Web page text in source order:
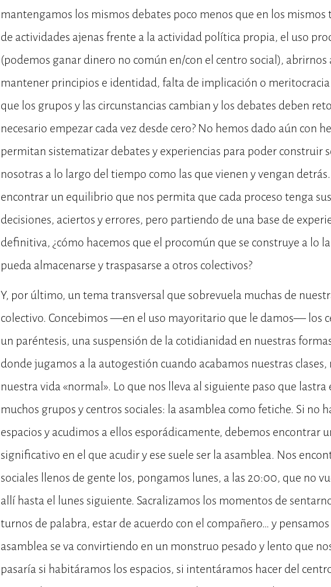
mantengamos los mismos debates poco menos que en los mismos
de actividades ajenas frente a la actividad política propia, el uso
(podemos ganar dinero no común en/con el centro social),
mantener principios e identidad, falta de implicación o
que los grupos y las circunstancias cambian y los debates deben
necesario empezar cada vez desde cero? No hemos dado aún con
permitan sistematizar debates y experiencias para poder construir
nosotras a lo largo del tiempo como las que vienen y vengan detrás.
encontrar un equilibrio que nos permita que cada proceso tenga
decisiones, aciertos y errores, pero partiendo de una base de
definitiva, ¿cómo hacemos que el procomún que se construye a lo
pueda almacenarse y traspasarse a otros colectivos?
Y, por último, un tema transversal que sobrevuela muchas de
colectivo. Concebimos —en el uso mayoritario que le damos— los
un paréntesis, una suspensión de la cotidianidad en nuestras
donde jugamos a la autogestión cuando acabamos nuestras
nuestra vida «normal». Lo que nos lleva al siguiente paso que
muchos grupos y centros sociales: la asamblea como fetiche. Si no
espacios y acudimos a ellos esporádicamente, debemos encontrar
significativo en el que acudir y ese suele ser la asamblea. Nos
sociales llenos de gente los, pongamos lunes, a las 20:00, que no
allí hasta el lunes siguiente. Sacralizamos los momentos de
turnos de palabra, estar de acuerdo con el compañero… y
asamblea se va convirtiendo en un monstruo pesado y lento que
pasaría si habitáramos los espacios, si intentáramos hacer del